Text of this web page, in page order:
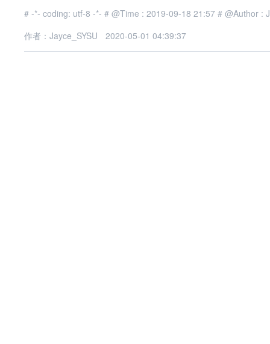
# -*-
作者：Jayce_SYSU
2020-05-01 04:39:37